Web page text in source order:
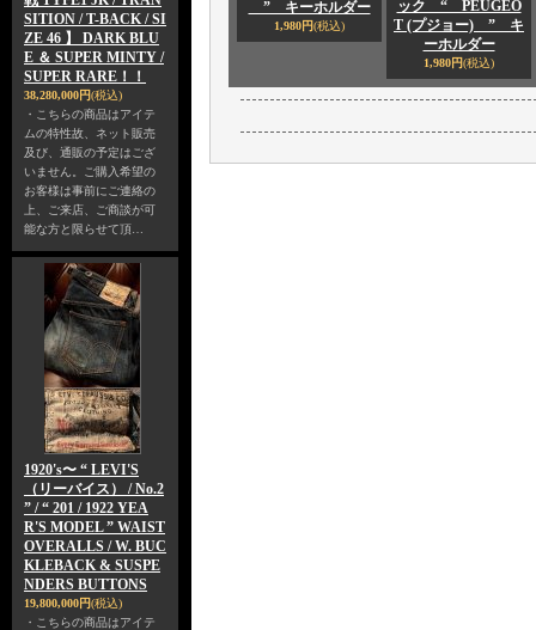
SITION / T-BACK / SI
ZE 46 】 DARK BLU
E ＆ SUPER MINTY /
SUPER RARE！！
38,280,000円(税込)
・こちらの商品はアイテ
ムの特性故、ネット販売
及び、通販の予定はござ
いません。ご購入希望の
お客様は事前にご連絡の
上、ご来店、ご商談が可
能な方と限らせて頂…
1920's〜 “ LEVI'S
（リーバイス） / No.2
” / “ 201 / 1922 YEA
R'S MODEL ” WAIST
OVERALLS / W. BUC
KLEBACK & SUSPE
NDERS BUTTONS
19,800,000円(税込)
・こちらの商品はアイテ
” キーホルダー
1,980円(税込)
ック “ PEUGEO
T (プジョー) ” キ
ーホルダー
1,980円(税込)